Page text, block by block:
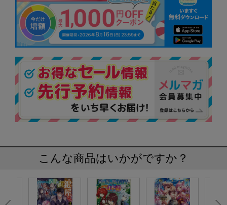
こんな商品はいかがですか？